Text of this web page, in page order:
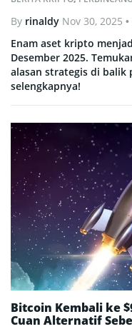
By rinaldy Nov 30, 2025
Enam aset kripto
Desember 2025.
alasan strategis di balik
selengkapnya!
Bitcoin Kembali ke
Cuan Alternatif